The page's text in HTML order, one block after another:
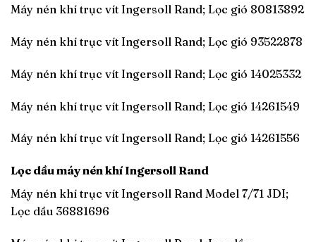
Máy nén khí trục vít Ingersoll Rand; Lọc gió 80813892
Máy nén khí trục vít Ingersoll Rand; Lọc gió 93522878
Máy nén khí trục vít Ingersoll Rand; Lọc gió 14025332
Máy nén khí trục vít Ingersoll Rand; Lọc gió 14261549
Máy nén khí trục vít Ingersoll Rand; Lọc gió 14261556
Lọc dầu máy nén khí Ingersoll Rand
Máy nén khí trục vít Ingersoll Rand Model 7/71 JDI;
Lọc dầu 36881696